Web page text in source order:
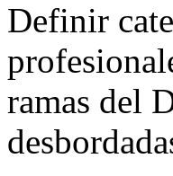
Definir
ramas del